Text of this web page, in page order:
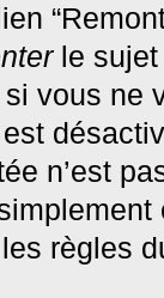
le sujet
vous ne
n’est
règles